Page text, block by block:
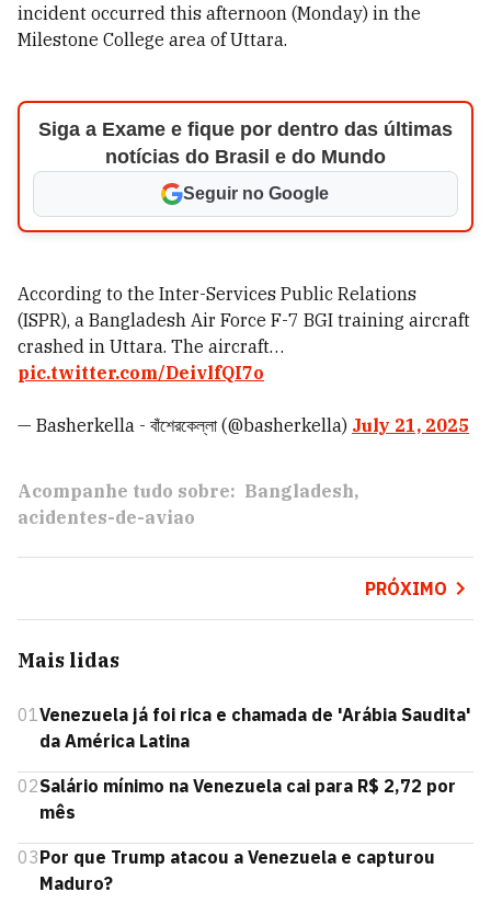
incident occurred this afternoon (Monday) in the
Milestone College area of Uttara.
Siga a Exame e fique por dentro das últimas
notícias do Brasil e do Mundo
Seguir no Google
According to the Inter-Services Public Relations
(ISPR), a Bangladesh Air Force F-7 BGI training aircraft
crashed in Uttara. The aircraft…
pic.twitter.com/DeivlfQI7o
— Basherkella - বাঁশেরকেল্লা (@basherkella) July 21, 2025
Acompanhe tudo sobre: Bangladesh
acidentes-de-aviao
PRÓXIMO
Mais lidas
01Venezuela já foi rica e chamada de 'Arábia Saudita'
da América Latina
02Salário mínimo na Venezuela cai para R$ 2,72 por
mês
03Por que Trump atacou a Venezuela e capturou
Maduro?